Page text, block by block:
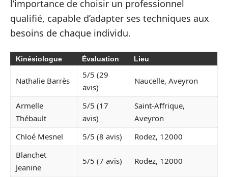
l’importance de choisir un professionnel
qualifié, capable d’adapter ses techniques aux
besoins de chaque individu.
Kinésiologue Évaluation Lieu
Nathalie Barrès
5/5 (29
avis)
Naucelle, Aveyron
Armelle
Thébault
5/5 (17
avis)
Saint-Affrique,
Aveyron
Chloé Mesnel
5/5 (8 avis)
Rodez, 12000
Blanchet
Jeanine
5/5 (7 avis) Rodez, 12000